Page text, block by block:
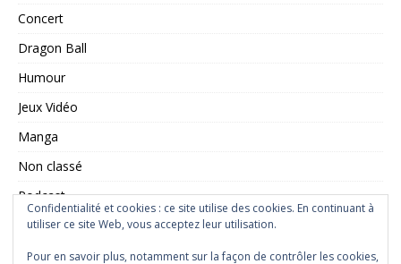
Concert
Dragon Ball
Humour
Jeux Vidéo
Manga
Non classé
Podcast
Saint Seiya
Série TV
Confidentialité et cookies : ce site utilise des cookies. En continuant à
utiliser ce site Web, vous acceptez leur utilisation.
Pour en savoir plus, notamment sur la façon de contrôler les cookies,